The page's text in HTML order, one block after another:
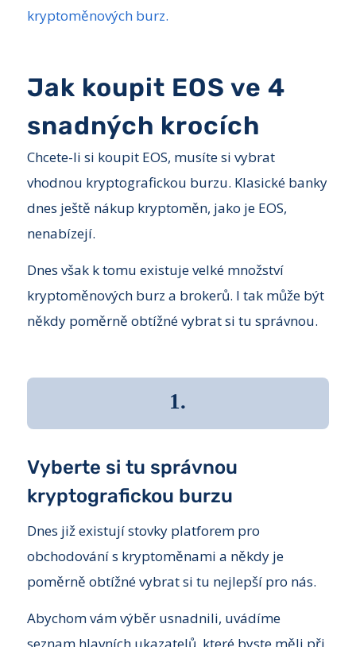
kryptoměnových burz.
Jak koupit EOS ve 4
snadných krocích
Chcete-li si koupit EOS, musíte si vybrat
vhodnou kryptografickou burzu. Klasické banky
dnes ještě nákup kryptoměn, jako je EOS,
nenabízejí.
Dnes však k tomu existuje velké množství
kryptoměnových burz a brokerů. I tak může být
někdy poměrně obtížné vybrat si tu správnou.
1.
Vyberte si tu správnou
kryptografickou burzu
Dnes již existují stovky platforem pro
obchodování s kryptoměnami a někdy je
poměrně obtížné vybrat si tu nejlepší pro nás.
Abychom vám výběr usnadnili, uvádíme